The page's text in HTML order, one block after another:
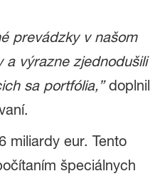
prevádzky v našom
a výrazne zjednodušili
sa portfólia,”doplnil
miliardy eur. Tento
špeciálnych